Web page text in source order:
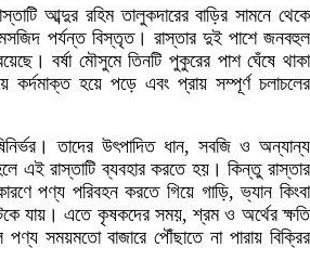
আব্দুর রহিম তালুকদারের বাড়ির সামনে থেকে
পর্যন্ত বিস্তৃত। রাস্তার দুই পাশে জনবহুল
বর্ষা মৌসুমে তিনটি পুকুরের পাশ ঘেঁষে থাকা
কর্দমাক্ত হয়ে পড়ে এবং প্রায় সম্পূর্ণ চলাচলের
তাদের উৎপাদিত ধান, সবজি ও অন্যান্য
এই রাস্তাটি ব্যবহার করতে হয়। কিন্তু রাস্তার
পণ্য পরিবহন করতে গিয়ে গাড়ি, ভ্যান কিংবা
যায়। এতে কৃষকদের সময়, শ্রম ও অর্থের ক্ষতি
সময়মতো বাজারে পৌঁছাতে না পারায় বিক্রির